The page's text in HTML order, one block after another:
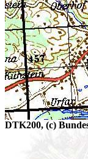
DTK200, (c)